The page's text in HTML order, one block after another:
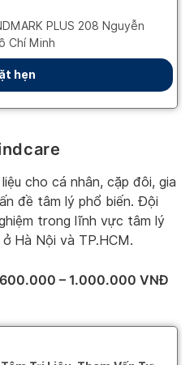
cho cá nhân, cặp đôi, gia
đề tâm lý phổ biến. Đội
trong lĩnh vực tâm lý
Hà Nội và TP.HCM.
– 1.000.000 VNĐ